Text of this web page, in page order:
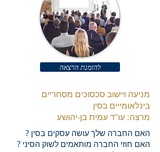
להזמנת הרצאה
מניעה ויישוב סכסוכים מסחריים
מרצה: עו"ד עמית בן-יהושע
האם החברה שלך עושה עסקים בסין ?
האם חוזי החברה מותאמים לשוק הסיני ?